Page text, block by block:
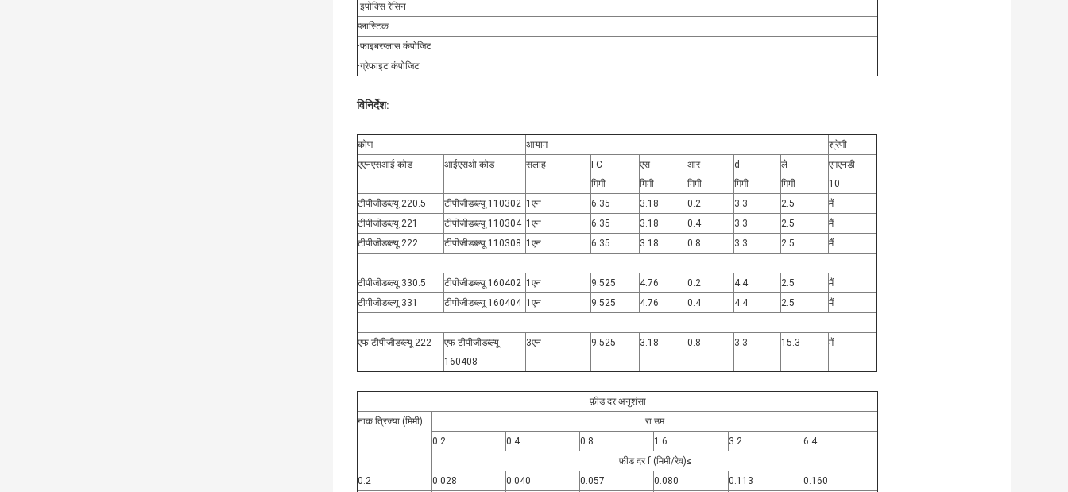
·इपोक्सि रेसिन
प्लास्टिक
·फाइबरग्लास कंपोजिट
·ग्रेफाइट कंपोजिट
विनिर्देश:
कोण आयाम
श्रेणी
एएनएसआई कोड
आईएसओ कोड सलाह
I C
मिमी
एस
मिमी
आर
मिमी
d
मिमी
ले
मिमी
एमएनडी
10
टीपीजीडब्ल्यू 220.5
टीपीजीडब्ल्यू 110302 1एन 6.35 3.18 0.2 3.3 2.5
मैं
टीपीजीडब्ल्यू 221
टीपीजीडब्ल्यू 110304 1एन 6.35 3.18 0.4 3.3 2.5
मैं
टीपीजीडब्ल्यू 222
टीपीजीडब्ल्यू 110308 1एन 6.35 3.18 0.8 3.3 2.5 मैं
टीपीजीडब्ल्यू 330.5 टीपीजीडब्ल्यू 160402 1एन 9.525 4.76 0.2 4.4 2.5
मैं
टीपीजीडब्ल्यू 331
टीपीजीडब्ल्यू 160404 1एन 9.525 4.76 0.4 4.4 2.5 मैं
एफ-टीपीजीडब्ल्यू 222
एफ-टीपीजीडब्ल्यू
160408
3एन 9.525 3.18 0.8 3.3 15.3 मैं
फ़ीड दर अनुशंसा
नाक त्रिज्या (मिमी)
रा उम
0.2
0.4 0.8 1.6 3.2
6.4
फ़ीड दर f (मिमी/रेव)≤
0.2
0.028 0.040 0.057 0.080 0.113
0.160